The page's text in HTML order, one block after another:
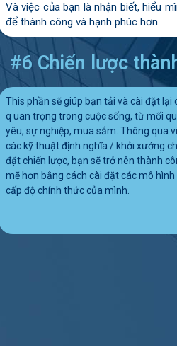
Và việc của bạn là nhận biết, hiểu
để thành công và hạnh phúc hơn.
#6 Chiến lược
This phần sẽ giúp bạn tải và cài đặt lại
q uan trọng trong cuộc sống, từ mối
yêu, sự nghiệp, mua sắm. Thông qua
các kỹ thuật định nghĩa / khởi xướng
đặt chiến lược, bạn sẽ trở nên thành
mẽ hơn bằng cách cài đặt các mô
cấp độ chính thức của mình.